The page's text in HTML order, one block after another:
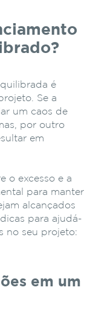
é
Se a
um caos de
por outro
em
o excesso e a
para manter
alcançados
para ajudá-
no seu projeto:
em um